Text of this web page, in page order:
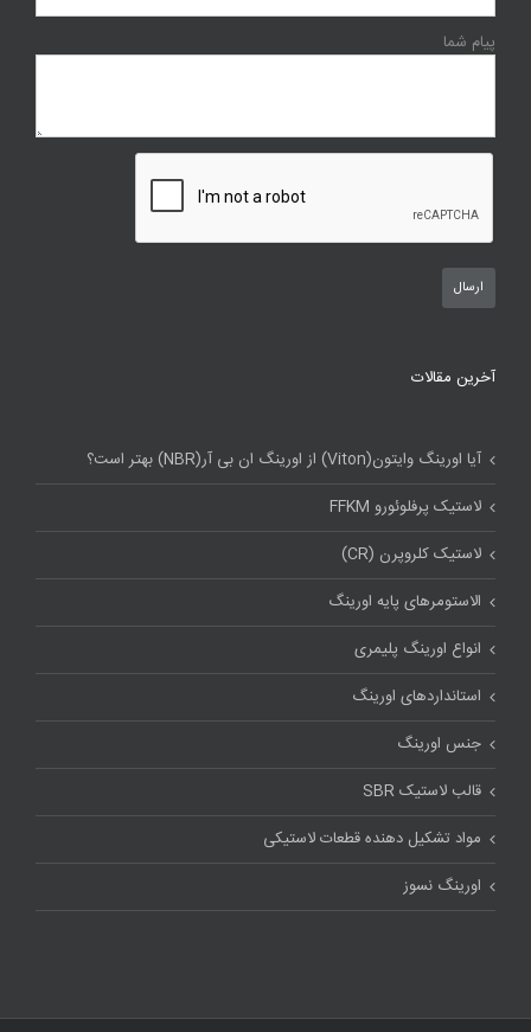
پیام شما
آخرین مقالات
آیا اورینگ وایتون(Viton) از اورینگ ان بی آر(NBR) بهتر است؟
لاستیک پرفلوئورو FFKM
لاستیک کلروپرن (CR)
الاستومرهای پایه اورینگ
انواع اورینگ پلیمری
استاندارد‌های اورینگ
جنس اورینگ
قالب لاستیک SBR
مواد تشکیل دهنده قطعات لاستیکی
اورینگ نسوز